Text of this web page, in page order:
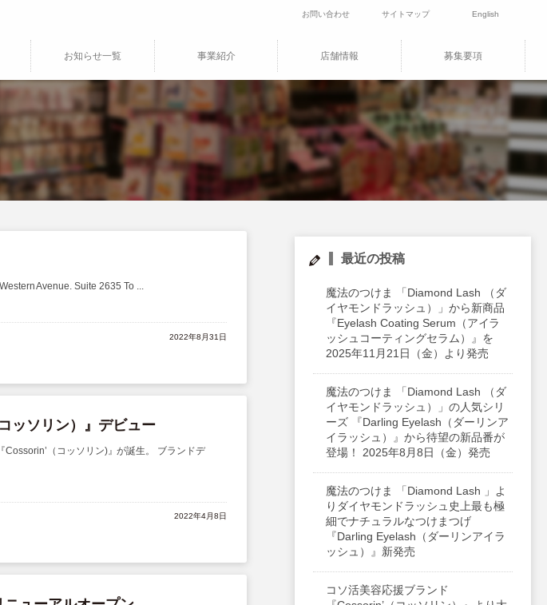
お問い合わせ サイトマップ English
お知らせ一覧 事業紹介 店舗情報 募集要項
Avenue. Suite 2635 To ...
2022年8月31日
ッソリン）』デビュー
（コッソリン)』が誕生。 ブランドデ
2022年4月8日
最近の投稿
魔法のつけま 「Diamond Lash （ダ
イヤモンドラッシュ）」から新商品
『Eyelash Coating Serum（アイラ
ッシュコーティングセラム）』を
2025年11月21日（金）より発売
魔法のつけま 「Diamond Lash （ダ
イヤモンドラッシュ）」の人気シリ
ーズ 『Darling Eyelash（ダーリンア
イラッシュ）』から待望の新品番が
登場！ 2025年8月8日（金）発売
魔法のつけま 「Diamond Lash 」よ
りダイヤモンドラッシュ史上最も極
細でナチュラルなつけまつげ
『Darling Eyelash（ダーリンアイラ
ッシュ）』新発売
コソ活美容応援ブランド